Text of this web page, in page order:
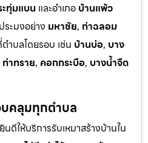
ะทุ่มแบน และอำเภอ บ้านแพ้ว
ระมงอย่าง มหาชัย, ท่าฉลอม
ำบลโดยรอบ เช่น บ้านบ่อ, บาง
ท่าทราย, คอกกระบือ, บางน้ำจืด
คลุมทุกตำบล
นดีให้บริการรับเหมาสร้างบ้านใน